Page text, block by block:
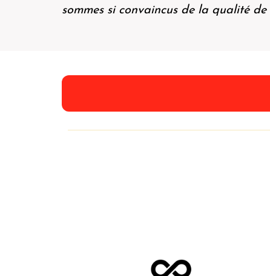
sommes si convaincus de la qualité